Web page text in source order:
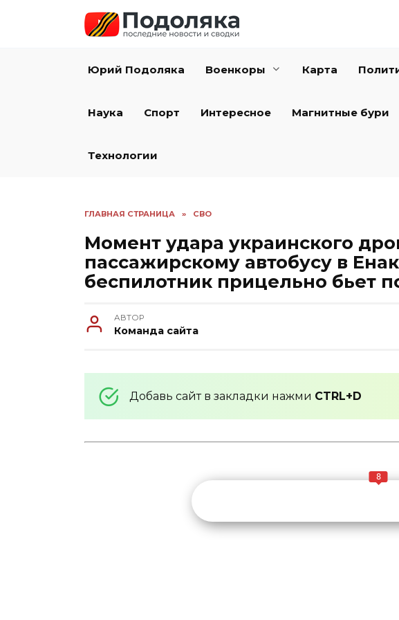
Юрий Подоляка Военкоры Карта
Наука Спорт Интересное Магнитные бури
Технологии
ГЛАВНАЯ СТРАНИЦА » СВО
Момент удара украинского
пассажирскому автобусу в
беспилотник прицельно бьет
АВТОР
Команда сайта
Добавь сайт в закладки нажми CTRL+D
8